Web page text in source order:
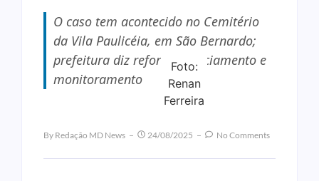
O caso tem acontecido no Cemitério
da Vila Paulicéia, em São Bernardo;
prefeitura diz reforçar policiamento e
monitoramento
Foto:
Renan
Ferreira
By Redação MD News 24/08/2025 No Comments